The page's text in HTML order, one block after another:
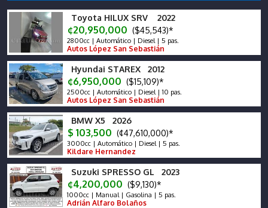
Toyota HILUX SRV 2022
¢20,950,000 ($45,543)*
2800cc | Automático | Diesel | 5 pas.
Autos López San Sebastián
Hyundai STAREX 2012
¢6,950,000 ($15,109)*
2500cc | Automático | Diesel | 10 pas.
Autos López San Sebastián
BMW X5 2026
$ 103,500 (¢47,610,000)*
3000cc | Automático | Diesel | 5 pas.
Kildare Hernandez
Suzuki SPRESSO GL 2023
¢4,200,000 ($9,130)*
1000cc | Manual | Gasolina | 5 pas.
Adrián Alfaro Bolaños